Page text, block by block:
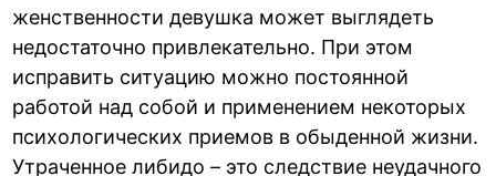
женственности девушка может выглядеть
недостаточно привлекательно. При этом
исправить ситуацию можно постоянной
работой над собой и применением некоторых
психологических приемов в обыденной жизни.
Утраченное либидо – это следствие неудачного